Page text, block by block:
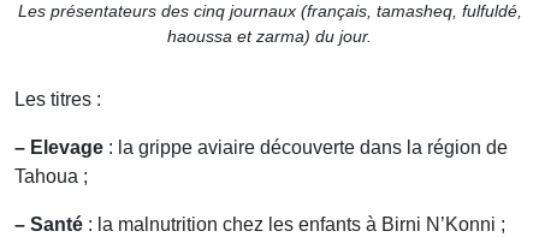
Les présentateurs des cinq journaux (français, tamasheq, fulfuldé,
haoussa et zarma) du jour.
Les titres :
– Elevage : la grippe aviaire découverte dans la région de
Tahoua ;
– Santé : la malnutrition chez les enfants à Birni N’Konni ;